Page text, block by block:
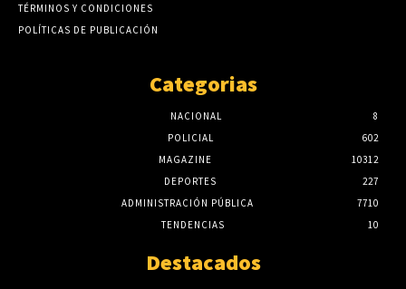
TÉRMINOS Y CONDICIONES
POLÍTICAS DE PUBLICACIÓN
Categorias
NACIONAL
8
POLICIAL
602
MAGAZINE
10312
DEPORTES
227
ADMINISTRACIÓN PÚBLICA
7710
TENDENCIAS
10
Destacados